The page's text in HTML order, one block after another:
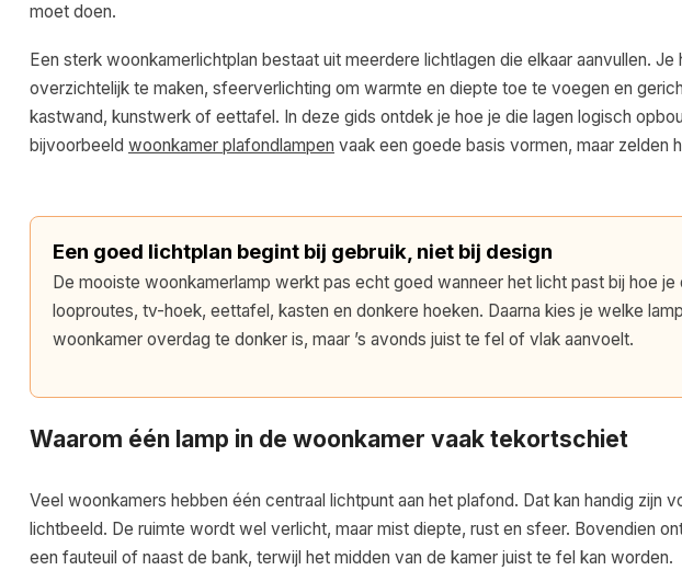
moet doen.
Een sterk woonkamerlichtplan bestaat uit meerdere lichtlagen die elkaar aanvullen.
overzichtelijk te maken, sfeerverlichting om warmte en diepte toe te voegen en
kastwand, kunstwerk of eettafel. In deze gids ontdek je hoe je die lagen logisch
bijvoorbeeld woonkamer plafondlampen vaak een goede basis vormen, maar zelden
Een goed lichtplan begint bij gebruik, niet bij design
De mooiste woonkamerlamp werkt pas echt goed wanneer het licht past bij hoe
looproutes, tv-hoek, eettafel, kasten en donkere hoeken. Daarna kies je welke
woonkamer overdag te donker is, maar ’s avonds juist te fel of vlak aanvoelt.
Waarom één lamp in de woonkamer vaak tekortschiet
Veel woonkamers hebben één centraal lichtpunt aan het plafond. Dat kan handig zijn
lichtbeeld. De ruimte wordt wel verlicht, maar mist diepte, rust en sfeer. Bovendien
een fauteuil of naast de bank, terwijl het midden van de kamer juist te fel kan worden.